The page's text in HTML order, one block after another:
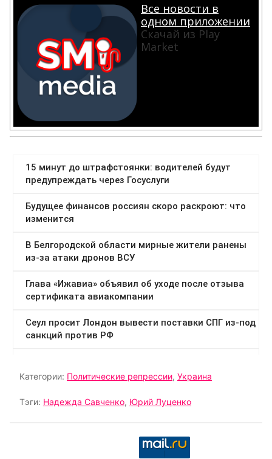
Все новости в
одном приложении
Скачай из Play
Market
Категории: Политические репрессии, Украина
Тэги: Надежда Савченко, Юрий Луценко